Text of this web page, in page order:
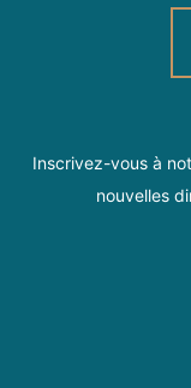
Inscrivez-vous à
nouvelles